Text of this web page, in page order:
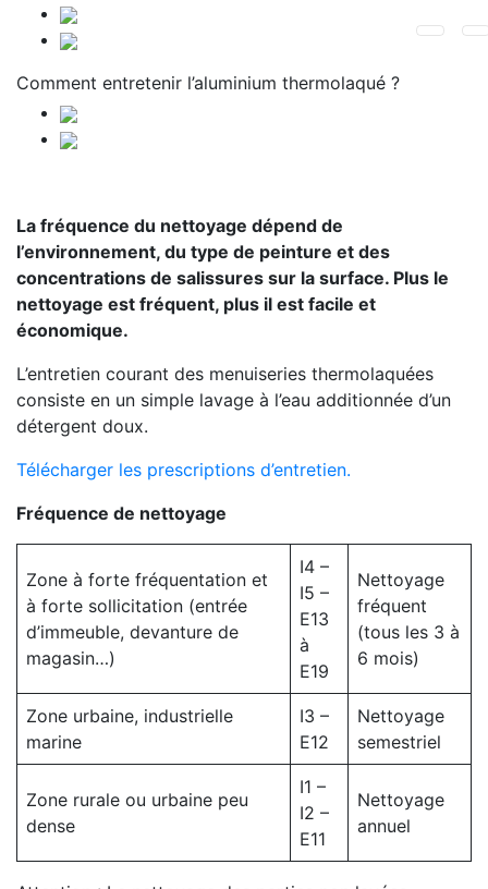
Comment entretenir l’aluminium thermolaqué ?
La fréquence du nettoyage dépend de
l’environnement, du type de peinture et des
concentrations de salissures sur la surface. Plus le
nettoyage est fréquent, plus il est facile et
économique.
L’entretien courant des menuiseries thermolaquées
consiste en un simple lavage à l’eau additionnée d’un
détergent doux.
Télécharger les prescriptions d’entretien.
Fréquence de nettoyage
Zone à forte fréquentation et
à forte sollicitation (entrée
d’immeuble, devanture de
magasin…)
I4 –
I5 –
E13
à
E19
Nettoyage
fréquent
(tous les 3 à
6 mois)
Zone urbaine, industrielle
marine
I3 –
E12
Nettoyage
semestriel
Zone rurale ou urbaine peu
dense
I1 –
I2 –
E11
Nettoyage
annuel